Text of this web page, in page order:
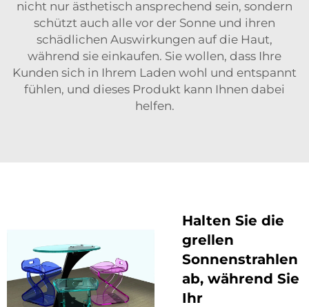
nicht nur ästhetisch ansprechend sein, sondern
schützt auch alle vor der Sonne und ihren
schädlichen Auswirkungen auf die Haut,
während sie einkaufen. Sie wollen, dass Ihre
Kunden sich in Ihrem Laden wohl und entspannt
fühlen, und dieses Produkt kann Ihnen dabei
helfen.
Halten Sie die
grellen
Sonnenstrahlen
ab, während Sie
Ihr